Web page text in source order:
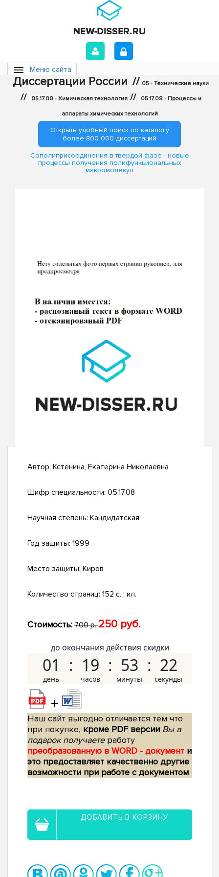
Меню сайта
Диссертации России // 05 - Технические науки
// 05.17.00 - Химическая технология // 05.17.08 - Процессы и
аппараты химических технологий
Открыть удобный поиск по каталогу
более 800 000 диссертаций
Сополиприсоединения в твердой фазе - новые
процессы получения полифункциональных
макромолекул
Автор: Кстенина, Екатерина Николаевна
Шифр специальности: 05.17.08
Научная степень: Кандидатская
Год защиты: 1999
Место защиты: Киров
Количество страниц: 152 с. : ил.
Стоимость: 700 р.250 руб.
до окончания действия скидки
01 19 53 21
+
Наш сайт выгодно отличается тем что
при покупке, кроме PDF версии Вы в
подарок получаетеработу
преобразованную в WORD - документ и
это предоставляет качественно другие
возможности при работе с документом
ДОБАВИТЬ В КОРЗИНУ